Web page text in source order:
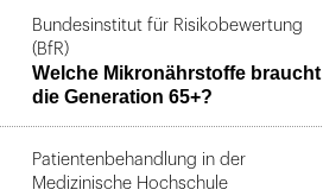
Bundesinstitut für Risikobewertung
(BfR)
Welche Mikronährstoffe braucht
die Generation 65+?
Patientenbehandlung in der
Medizinische Hochschule